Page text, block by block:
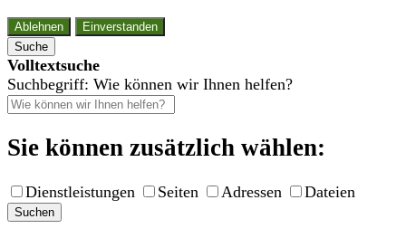
Ablehnen
Einverstanden
Suche
Volltextsuche
Suchbegriff: Wie können wir Ihnen helfen?
Sie können zusätzlich wählen:
Dienstleistungen Seiten Adressen Dateien
Suchen